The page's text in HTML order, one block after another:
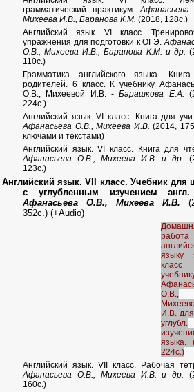
грамматический практикум.
Михеева И.В., Баранова К.М. (2018, 128с.)
Английский язык. VI класс.
упражнения для подготовки к ОГЭ.
О.В., Михеева И.В., Баранова К.М. и др.
110с.)
Грамматика английского языка.
родителей. 6 класс. К учебнику
О.В., Михеевой И.В. -Барашкова Е.А.
224с.)
Английский язык. VI класс. Книга для
Афанасьева О.В., Михеева И.В. (2014,
ключами и текстами)
Английский язык. VI класс. Книга для
Афанасьева О.В., Михеева И.В. и др.
123с.)
Английский язык.VII
класс. Учебник для
с углубленным изучением
Афанасьева О.В., Михеева И.В.
352с.) (+Audio)
языку
О.В.,
И.В.
углубл.
языка.
224с.)
Английский язык. VII класс. Рабочая
Афанасьева О.В., Михеева И.В. и др.
160с.)